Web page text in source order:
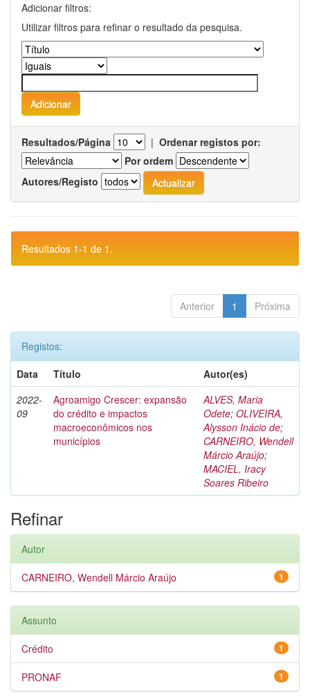
Adicionar filtros:
Utilizar filtros para refinar o resultado da pesquisa.
Resultados/Página | Ordenar registos por:
Por ordem
Autores/Registo
Resultados 1-1 de 1.
Anterior 1 Próxima
Registos:
Data
Título
Autor(es)
2022-
09
Agroamigo Crescer: expansão
do crédito e impactos
macroeconômicos nos
municípios
ALVES, Maria
Odete; OLIVEIRA,
Alysson Inácio de;
CARNEIRO, Wendell
Márcio Araújo;
MACIEL, Iracy
Soares Ribeiro
Refinar
Autor
1
CARNEIRO, Wendell Márcio Araújo
Assunto
1
Crédito
1
PRONAF